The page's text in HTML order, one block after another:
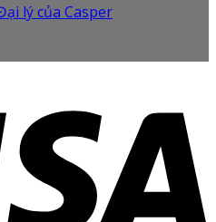
lý của Casper